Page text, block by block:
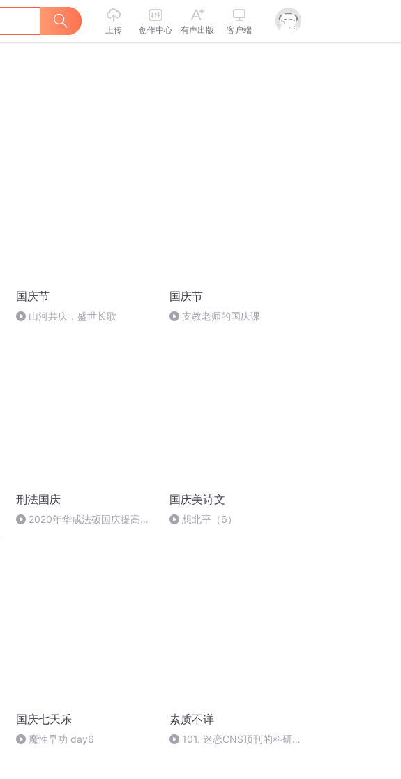
上传 创作中心 有声出版 客户端
国庆节
山河共庆，盛世长歌
国庆节
支教老师的国庆课
刑法国庆
2020年华成法硕国庆提高班
国庆美诗文
想北平（6）
国庆七天乐
魔性早功 day6
素质不详
101. 迷恋CNS顶刊的科研圈